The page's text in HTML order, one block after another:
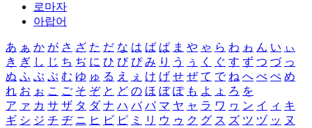
로마자
아랍어
あ ぁ か が さ ざ た だ な は ば ぱ ま や ゃ ら わ ゎ ん い ぃ
き ぎ し じ ち ぢ に ひ び ぴ み り う ぅ く ぐ す ず つ づ っ
ぬ ふ ぶ ぷ む ゆ ゅ る え ぇ け げ せ ぜ て で ね へ べ ぺ め
れ お ぉ こ ご そ ぞ と ど の ほ ぼ ぽ も よ ょ ろ を
ア ァ カ サ ザ タ ダ ナ ハ バ パ マ ヤ ャ ラ ワ ヮ ン イ ィ キ
ギ シ ジ チ ヂ ニ ヒ ビ ピ ミ リ ウ ゥ ク グ ス ズ ツ ヅ ッ ヌ